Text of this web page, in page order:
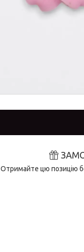
Отримайте цю позицію